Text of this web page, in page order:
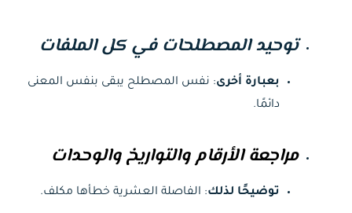
توحيد المصطلحات في كل الملفات
بعبارة أخرى: نفس المصطلح يبقى بنفس المعنى
دائمًا.
مراجعة الأرقام والتواريخ والوحدات
توضيحًا لذلك: الفاصلة العشرية خطأها مكلف.